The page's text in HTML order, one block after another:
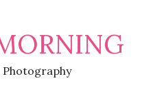
Photography